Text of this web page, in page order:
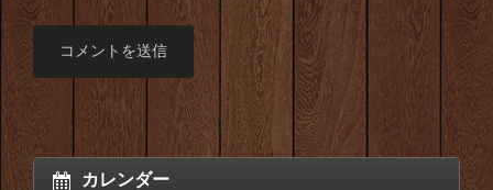
カレンダー